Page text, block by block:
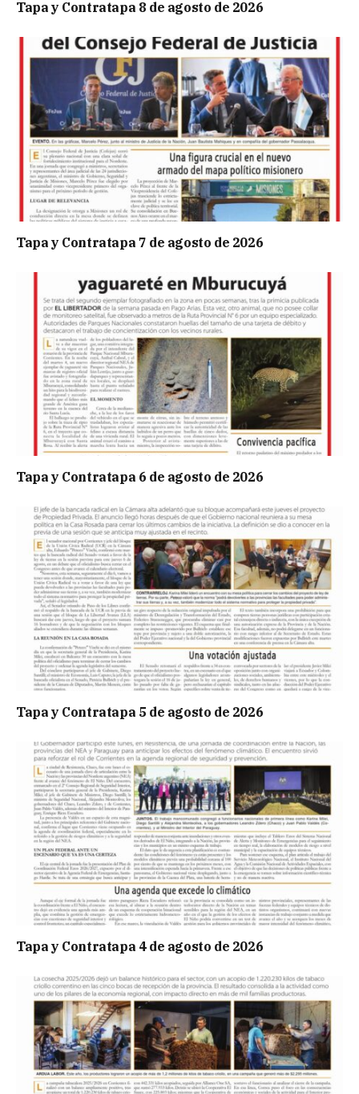
Tapa y Contratapa 8 de agosto de 2026
Tapa y Contratapa 7 de agosto de 2026
Tapa y Contratapa 6 de agosto de 2026
Tapa y Contratapa 5 de agosto de 2026
Tapa y Contratapa 4 de agosto de 2026